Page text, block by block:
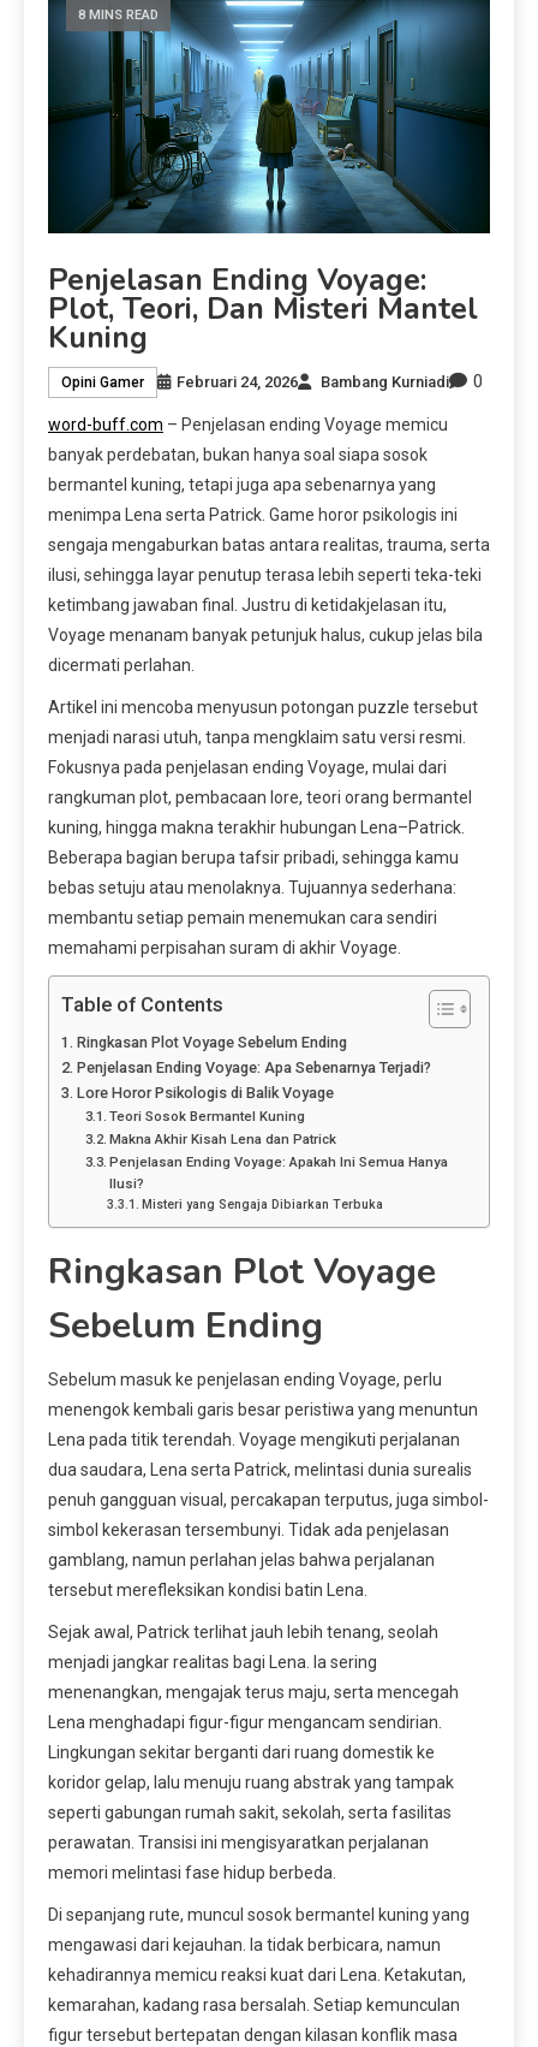
8 MINS READ
Penjelasan Ending Voyage:
Plot, Teori, Dan Misteri Mantel
Kuning
Opini Gamer Februari 24, 2026 Bambang Kurniadi 0
word-buff.com – Penjelasan ending Voyage memicu
banyak perdebatan, bukan hanya soal siapa sosok
bermantel kuning, tetapi juga apa sebenarnya yang
menimpa Lena serta Patrick. Game horor psikologis ini
sengaja mengaburkan batas antara realitas, trauma, serta
ilusi, sehingga layar penutup terasa lebih seperti teka-teki
ketimbang jawaban final. Justru di ketidakjelasan itu,
Voyage menanam banyak petunjuk halus, cukup jelas bila
dicermati perlahan.
Artikel ini mencoba menyusun potongan puzzle tersebut
menjadi narasi utuh, tanpa mengklaim satu versi resmi.
Fokusnya pada penjelasan ending Voyage, mulai dari
rangkuman plot, pembacaan lore, teori orang bermantel
kuning, hingga makna terakhir hubungan Lena–Patrick.
Beberapa bagian berupa tafsir pribadi, sehingga kamu
bebas setuju atau menolaknya. Tujuannya sederhana:
membantu setiap pemain menemukan cara sendiri
memahami perpisahan suram di akhir Voyage.
Table of Contents
Ringkasan Plot Voyage Sebelum Ending
Penjelasan Ending Voyage: Apa Sebenarnya Terjadi?
Lore Horor Psikologis di Balik Voyage
Teori Sosok Bermantel Kuning
Makna Akhir Kisah Lena dan Patrick
Penjelasan Ending Voyage: Apakah Ini Semua Hanya
Ilusi?
Misteri yang Sengaja Dibiarkan Terbuka
Ringkasan Plot Voyage
Sebelum Ending
Sebelum masuk ke penjelasan ending Voyage, perlu
menengok kembali garis besar peristiwa yang menuntun
Lena pada titik terendah. Voyage mengikuti perjalanan
dua saudara, Lena serta Patrick, melintasi dunia surealis
penuh gangguan visual, percakapan terputus, juga simbol-
simbol kekerasan tersembunyi. Tidak ada penjelasan
gamblang, namun perlahan jelas bahwa perjalanan
tersebut merefleksikan kondisi batin Lena.
Sejak awal, Patrick terlihat jauh lebih tenang, seolah
menjadi jangkar realitas bagi Lena. Ia sering
menenangkan, mengajak terus maju, serta mencegah
Lena menghadapi figur-figur mengancam sendirian.
Lingkungan sekitar berganti dari ruang domestik ke
koridor gelap, lalu menuju ruang abstrak yang tampak
seperti gabungan rumah sakit, sekolah, serta fasilitas
perawatan. Transisi ini mengisyaratkan perjalanan
memori melintasi fase hidup berbeda.
Di sepanjang rute, muncul sosok bermantel kuning yang
mengawasi dari kejauhan. Ia tidak berbicara, namun
kehadirannya memicu reaksi kuat dari Lena. Ketakutan,
kemarahan, kadang rasa bersalah. Setiap kemunculan
figur tersebut bertepatan dengan kilasan konflik masa